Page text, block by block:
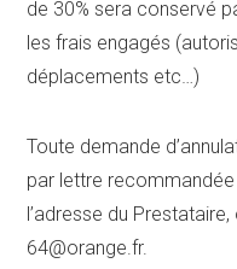
de 30% sera conservé
les frais engagés
déplacements etc…)
Toute demande
par lettre
l’adresse du
64@orange.fr.